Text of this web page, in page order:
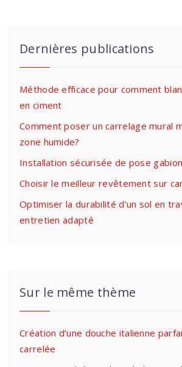
Dernières publications
Méthode efficace pour comment
en ciment
Comment poser un carrelage mural
zone humide?
Installation sécurisée de pose
Choisir le meilleur revêtement sur
Optimiser la durabilité d’un sol en
entretien adapté
Sur le même thème
Création d’une douche italienne
carrelée